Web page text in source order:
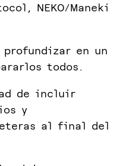
NEKO/Maneki
en un
todos.
de incluir
y
al final del